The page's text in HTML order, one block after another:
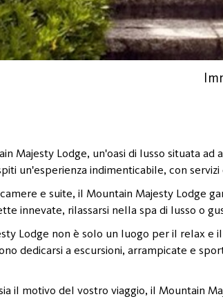
Majesty Lodge, un'oasi di lusso situata
un'esperienza indimenticabile, con
e suite, il Mountain Majesty Lodge
innevate, rilassarsi nella spa di lusso o
Lodge non è solo un luogo per il relax e
dedicarsi a escursioni, arrampicate e
il motivo del vostro viaggio, il Mountain